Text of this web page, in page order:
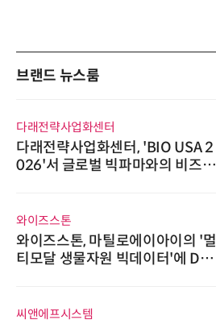
브랜드 뉴스룸
다래전략사업화센터
다래전략사업화센터, 'BIO USA 2
026'서 글로벌 빅파마와의 비즈니
와이즈스톤
와이즈스톤, 마틸로에이아이의 '멀
티모달 생물자원 빅데이터'에 DQ
씨앤에프시스템